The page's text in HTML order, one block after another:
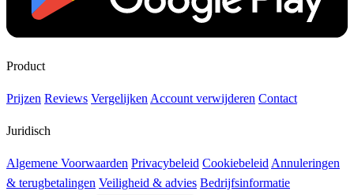
Product
Prijzen Reviews Vergelijken Account verwijderen Contact
Juridisch
Algemene Voorwaarden Privacybeleid Cookiebeleid Annuleringen
& terugbetalingen Veiligheid & advies Bedrijfsinformatie